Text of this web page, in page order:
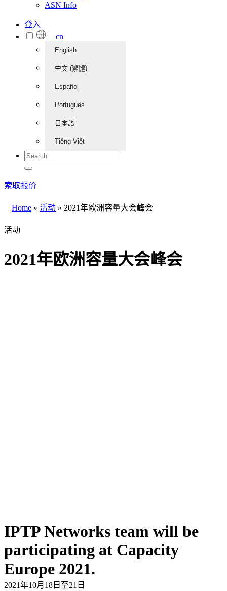
ASN Info
登入
cn
English
中文 (繁體)
Español
Português
日本語
Tiếng Việt
索取报价
Home » 活动 » 2021年欧洲容量大会峰会
活动
2021年欧洲容量大会峰会
IPTP Networks team will be
participating at Capacity
Europe 2021.
2021年10月18日至21日